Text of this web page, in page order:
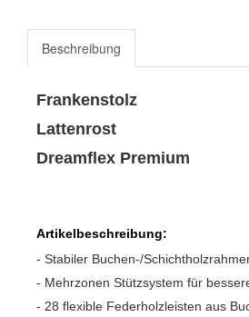
Beschreibung
Frankenstolz
Lattenrost
Dreamflex Premium
Artikelbeschreibung:
- Stabiler Buchen-/
- Mehrzonen Stützsystem für
- 28 flexible Federholzleisten aus